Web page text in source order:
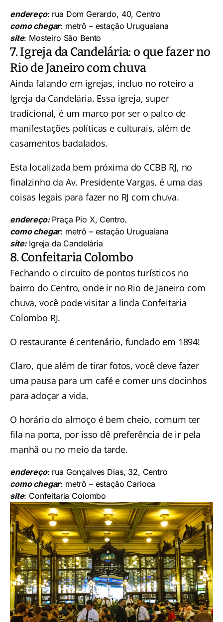
endereço: rua Dom Gerardo, 40, Centro
como chegar: metrô – estação Uruguaiana
site: Mosteiro São Bento
7. Igreja da Candelária: o que fazer no
Rio de Janeiro com chuva
Ainda falando em igrejas, incluo no roteiro a
Igreja da Candelária. Essa igreja, super
tradicional, é um marco por ser o palco de
manifestações políticas e culturais, além de
casamentos badalados.
Esta localizada bem próxima do CCBB RJ, no
finalzinho da Av. Presidente Vargas, é uma das
coisas legais para fazer no RJ com chuva.
endereço:Praça Pio X, Centro.
como chegar: metrô – estação Uruguaiana
site: Igreja da Candelária
8. Confeitaria Colombo
Fechando o circuito de pontos turísticos no
bairro do Centro, onde ir no Rio de Janeiro com
chuva, você pode visitar a linda Confeitaria
Colombo RJ.
O restaurante é centenário, fundado em 1894!
Claro, que além de tirar fotos, você deve fazer
uma pausa para um café e comer uns docinhos
para adoçar a vida.
O horário do almoço é bem cheio, comum ter
fila na porta, por isso dê preferência de ir pela
manhã ou no meio da tarde.
endereço: rua Gonçalves Dias, 32, Centro
como chegar: metrô – estação Carioca
site: Confeitaria Colombo